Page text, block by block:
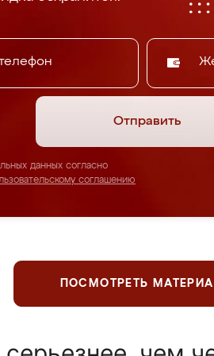
Отправить
данных согласно
соглашению
ПОСМОТРЕТЬ